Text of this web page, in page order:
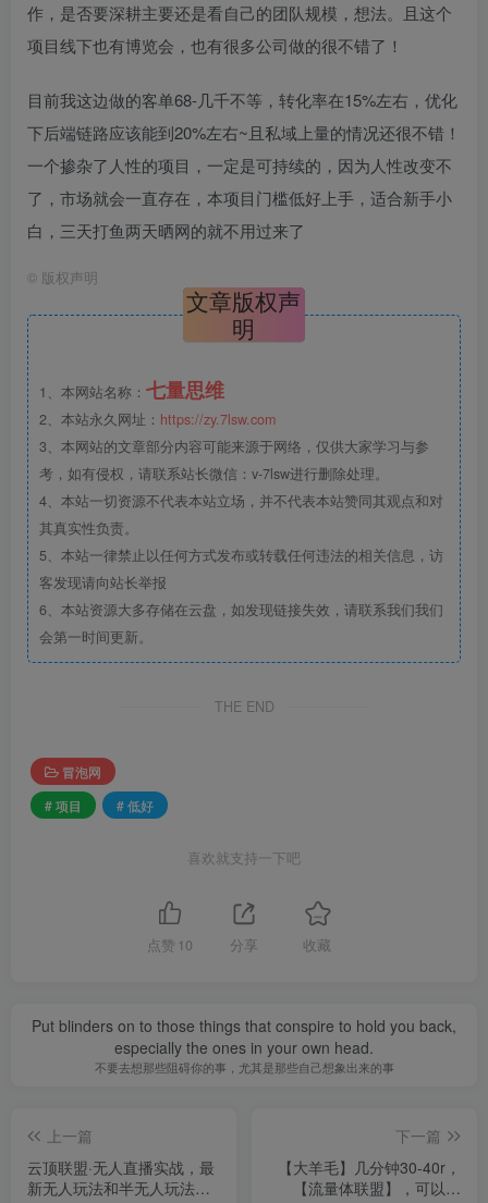
作，是否要深耕主要还是看自己的团队规模，想法。且这个
项目线下也有博览会，也有很多公司做的很不错了！
目前我这边做的客单68-几千不等，转化率在15%左右，优化
下后端链路应该能到20%左右~且私域上量的情况还很不错！
一个掺杂了人性的项目，一定是可持续的，因为人性改变不
了，市场就会一直存在，本项目门槛低好上手，适合新手小
白，三天打鱼两天晒网的就不用过来了
© 版权声明
文章版权声
明
1、本网站名称： 七量思维
2、本站永久网址： https://zy.7lsw.com
3、本网站的文章部分内容可能来源于网络，仅供大家学习与参
考，如有侵权，请联系站长微信：v-7lsw进行删除处理。
4、本站一切资源不代表本站立场，并不代表本站赞同其观点和对
其真实性负责。
5、本站一律禁止以任何方式发布或转载任何违法的相关信息，访
客发现请向站长举报
6、本站资源大多存储在云盘，如发现链接失效，请联系我们我们
会第一时间更新。
THE END
冒泡网
# 项目
# 低好
喜欢就支持一下吧
点赞 10 分享 收藏
Put blinders on to those things that conspire to hold you back,
especially the ones in your own head.
不要去想那些阻碍你的事，尤其是那些自己想象出来的事
上一篇
云顶联盟·无人直播实战，最
新无人玩法和半无人玩法分
下一篇
【大羊毛】几分钟30-40r，
【流量体联盟】，可以矩